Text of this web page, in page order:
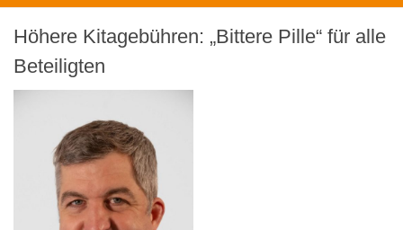
Höhere Kitagebühren: „Bittere Pille“ für alle
Beteiligten